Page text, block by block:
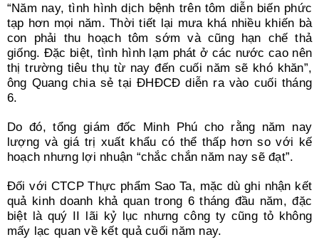
“Năm nay, tình hình dịch bệnh trên tôm diễn biến phức
tạp hơn mọi năm. Thời tiết lại mưa khá nhiều khiến bà
con phải thu hoạch tôm sớm và cũng hạn chế thả
giống. Đặc biệt, tình hình lạm phát ở các nước cao nên
thị trường tiêu thụ từ nay đến cuối năm sẽ khó khăn”,
ông Quang chia sẻ tại ĐHĐCĐ diễn ra vào cuối tháng
6.
Do đó, tổng giám đốc Minh Phú cho rằng năm nay
lượng và giá trị xuất khẩu có thể thấp hơn so với kế
hoạch nhưng lợi nhuận “chắc chắn năm nay sẽ đạt”.
Đối với CTCP Thực phẩm Sao Ta, mặc dù ghi nhận kết
quả kinh doanh khả quan trong 6 tháng đầu năm, đặc
biệt là quý II lãi kỷ lục nhưng công ty cũng tỏ không
mấy lạc quan về kết quả cuối năm nay.